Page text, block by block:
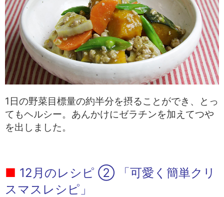
1日の野菜目標量の約半分を摂ることができ、とっ
てもヘルシー。あんかけにゼラチンを加えてつや
を出しました。
■ 12月のレシピ ② 「可愛く簡単クリ
スマスレシピ 」